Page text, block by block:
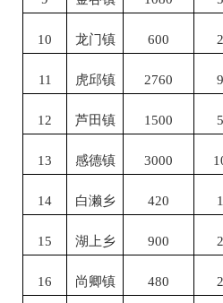
10 龙门镇 600
11 虎邱镇 2760
12 芦田镇 1500
13 感德镇 3000
14 白濑乡 420
15 湖上乡 900
16 尚卿镇 480